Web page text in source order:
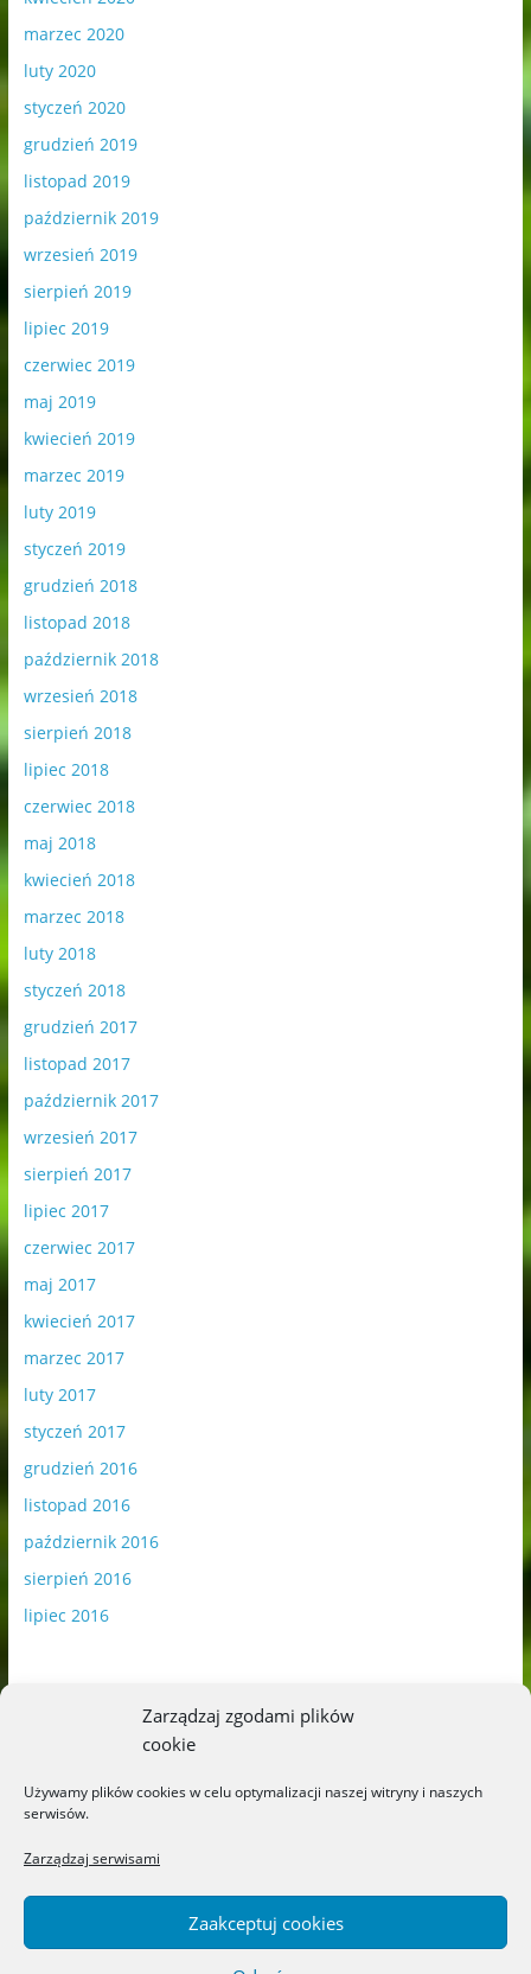
Zarządzaj zgodami plików
cookie
Używamy plików cookies w celu optymalizacji naszej witryny i naszych
serwisów.
Zarządzaj serwisami
Zaakceptuj cookies
marzec 2020
luty 2020
styczeń 2020
grudzień 2019
listopad 2019
październik 2019
wrzesień 2019
sierpień 2019
lipiec 2019
czerwiec 2019
maj 2019
kwiecień 2019
marzec 2019
luty 2019
styczeń 2019
grudzień 2018
listopad 2018
październik 2018
wrzesień 2018
sierpień 2018
lipiec 2018
czerwiec 2018
maj 2018
kwiecień 2018
marzec 2018
luty 2018
styczeń 2018
grudzień 2017
listopad 2017
październik 2017
wrzesień 2017
sierpień 2017
lipiec 2017
czerwiec 2017
maj 2017
kwiecień 2017
marzec 2017
luty 2017
styczeń 2017
grudzień 2016
listopad 2016
październik 2016
sierpień 2016
lipiec 2016